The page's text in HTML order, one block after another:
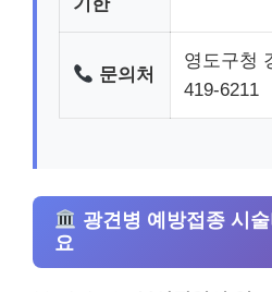
문의처
영도구청
419-6211
광견병 예방접종 시
요